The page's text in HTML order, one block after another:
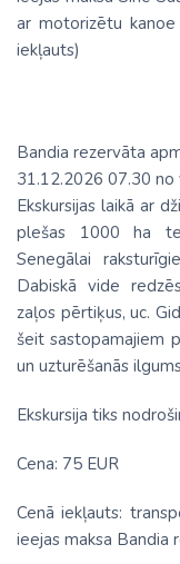
ar motorizētu
iekļauts)
Bandia rezervāta
31.12.2026 07.30 no
Ekskursijas laikā ar
plešas 1000 ha
Senegālai
Dabiskā vide
zaļos pērtiķus, uc.
šeit sastopamajiem
un uzturēšanās
Ekskursija tiks
Cena: 75 EUR
Cenā iekļauts:
ieejas maksa Bandia